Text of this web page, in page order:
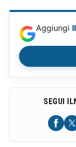
Aggiungi
SEGUI